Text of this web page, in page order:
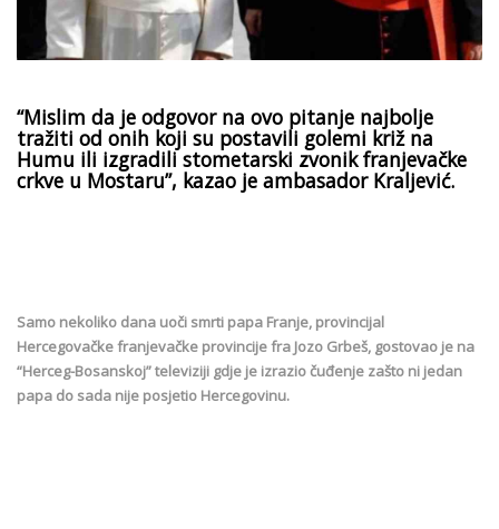
“Mislim da je odgovor na ovo pitanje najbolje
tražiti od onih koji su postavili golemi križ na
Humu ili izgradili stometarski zvonik franjevačke
crkve u Mostaru”, kazao je ambasador Kraljević.
Samo nekoliko dana uoči smrti papa Franje, provincijal
Hercegovačke franjevačke provincije fra Jozo Grbeš, gostovao je na
“Herceg-Bosanskoj” televiziji gdje je izrazio čuđenje zašto ni jedan
papa do sada nije posjetio Hercegovinu.